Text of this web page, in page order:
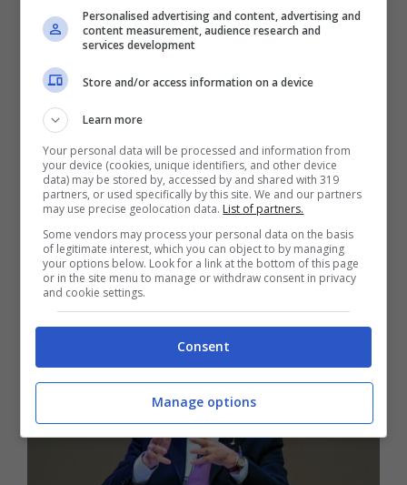
su quote di cittadiniextracomunitariper
sopperire ai numeri mancanti.
Personalised advertising and content, advertising and
content measurement, audience research and
services development
Store and/or access information on a device
Learn more
Your personal data will be processed and information from
your device (cookies, unique identifiers, and other device
data) may be stored by, accessed by and shared with 319
partners, or used specifically by this site. We and our partners
may use precise geolocation data. List of partners.
Some vendors may process your personal data on the basis
of legitimate interest, which you can object to by managing
your options below. Look for a link at the bottom of this page
or in the site menu to manage or withdraw consent in privacy
and cookie settings.
Consent
Manage options